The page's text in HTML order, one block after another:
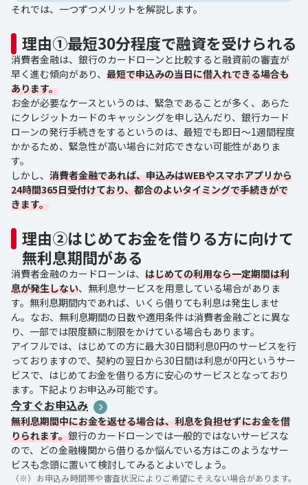
それでは、一つずつメリットを解説します。
理由①最短30分程度で融資を受けられる
消費者金融は、銀行のカードローンと比較すると融資前の審査が
早く進む傾向があり、 最短で申込みの当日に借入れできる場合も
あります。
お金が必要なケースというのは、緊急であることが多く、あらた
にクレジットカードのキャッシングを申し込んだり、銀行カード
ローンの発行手続きをするというのは、最短でも即日～1週間程度
かかるため、緊急性が高い場合に対応できない可能性がありま
す。
しかし、 消費者金融であれば、申込みはWEBやスマホアプリから
24時間365日受付けており、都合のよいタイミングで手続きがで
きます。
理由②はじめてお金を借りる方に向けて
無利息期間がある
消費者金融のカードローンは、 はじめての利用なら一定期間は利
息が発生しない、無利息サービスを用意している場合がありま
す。無利息期間内であれば、いくら借りても利息は発生しませ
ん。なお、無利息期間の日数や適用条件は消費者金融ごとに異な
り、一部では限度額に制限をかけている場合もあります。
アイフルでは、はじめての方に最大30日間利息0円のサービスを行
っておりますので、契約の翌日から30日間は利息が0円というサー
ビスで、はじめてお金を借りる方に安心のサービスとなっており
ます。下記よりお申込み可能です。
今すぐお申込み
無利息期間中にお金を返せる場合は、利息を負担せずにお金を借
りられます。銀行のカードローンでは一般的ではないサービスな
ので、どの金融機関から借りるか悩んでいる方はこのようなサー
ビスも念頭に置いて検討してみるとよいでしょう。
（※） お申込み時間帯や審査状況によりご希望にそえない場合があります。